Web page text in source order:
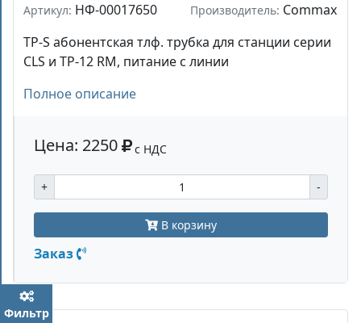
Артикул: НФ-00017650 Производитель: Commax
TP-S абонентская тлф. трубка для станции серии
CLS и ТР-12 RМ, питание с линии
Полное описание
Цена: 2250 с НДС
+ -
В корзину
Заказ
Фильтр